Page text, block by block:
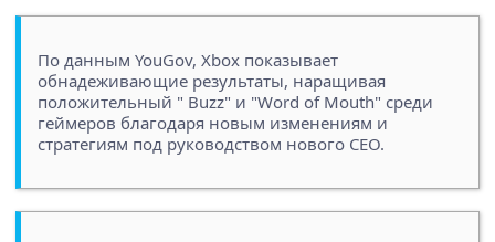
По данным YouGov, Xbox показывает
обнадеживающие результаты, наращивая
положительный " Buzz" и "Word of Mouth" среди
геймеров благодаря новым изменениям и
стратегиям под руководством нового CEO.